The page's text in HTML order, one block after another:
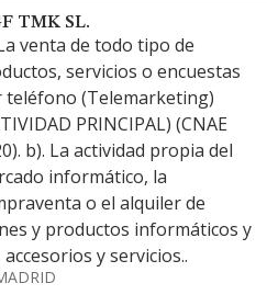
TMK SL.
venta de todo tipo de
servicios o encuestas
teléfono (Telemarketing)
PRINCIPAL) (CNAE
b). La actividad propia del
informático, la
o el alquiler de
y productos informáticos y
accesorios y servicios..